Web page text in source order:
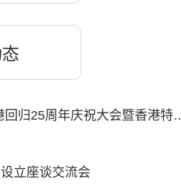
鄂尔多斯建筑业协会支部组织员工观看“香港回
立座谈交流会